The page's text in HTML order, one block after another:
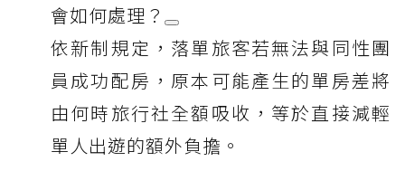
會如何處理？
依新制規定，落單旅客若無法與同性團
員成功配房，原本可能產生的單房差將
由何時旅行社全額吸收，等於直接減輕
單人出遊的額外負擔。